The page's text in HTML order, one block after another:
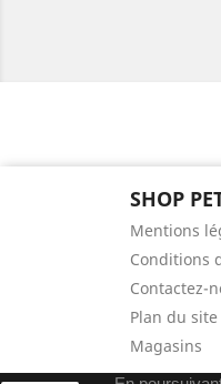
SHOP
Mentions
Conditions
Contactez-
Plan du site
Magasins